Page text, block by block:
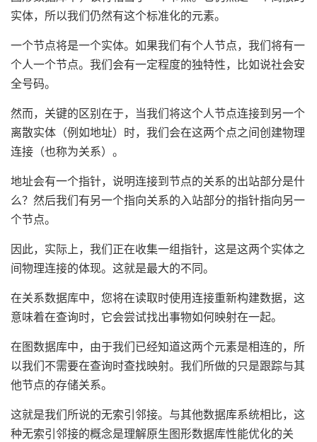
实体，所以我们仍然有这个标准化的元素。
一个节点将是一个实体。如果我们有个人节点，我们将有一
个人一个节点。我们会有一定程度的独特性，比如说社会安
全号码。
然而，关键的区别在于，当我们将这个人节点连接到另一个
离散实体（例如地址）时，我们会在这两个点之间创建物理
连接（也称为关系）。
地址会有一个指针，说明连接到节点的关系的出站部分是什
么？然后我们有另一个指向关系的入站部分的指针指向另一
个节点。
因此，实际上，我们正在收集一组指针，这是这两个实体之
间物理连接的体现。这就是最大的不同。
在关系数据库中，您将在读取时使用连接重新构建数据，这
意味着在查询时，它会尝试找出事物如何映射在一起。
在图数据库中，由于我们已经知道这两个元素是相连的，所
以我们不需要在查询时查找映射。我们所做的只是跟踪与其
他节点的存储关系。
这就是我们所说的无索引邻接。与其他数据库系统相比，这
种无索引邻接的概念是理解原生图形数据库性能优化的关